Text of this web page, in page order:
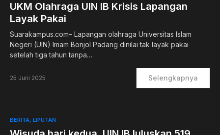
UKM Olahraga UIN IB Krisis Lapangan
Layak Pakai
Suarakampus.com– Lapangan olahraga Universitas Islam
Negeri (UIN) Imam Bonjol Padang dinilai tak layak pakai
setelah tiga tahun tanpa…
25 Juni 2025 Selengkapnya
BERITA LIPUTAN